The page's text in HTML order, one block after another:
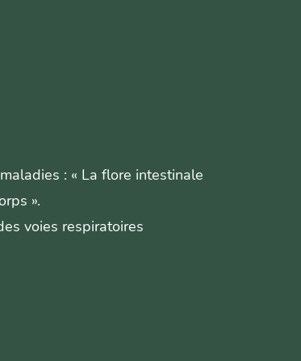
: « La flore intestinale
».
voies respiratoires